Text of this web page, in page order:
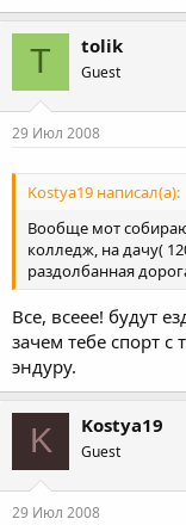
T tolik
Guest
29 Июл 2008
Kostya19 написал(а):
Вообще мот
колледж, на дачу(
раздолбанная
Все, всеее! будут
зачем тебе спорт
эндуру.
K Kostya19
Guest
29 Июл 2008